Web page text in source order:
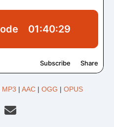
MP3 | AAC | OGG | OPUS